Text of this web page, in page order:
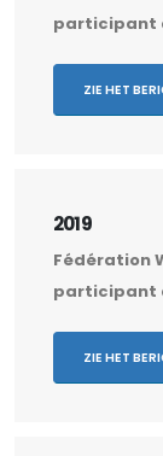
participant
ZIE HET
2019
Fédération
participant
ZIE HET